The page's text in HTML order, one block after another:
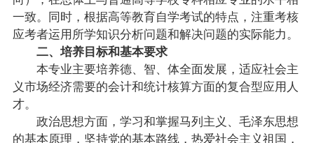
一致。同时，根据高等教育自学考试的特点，注重考核
应考者运用所学知识分析问题和解决问题的实际能力。
二、培养目标和基本要求
本专业主要培养德、智、体全面发展，适应社会主
义市场经济需要的会计和统计核算方面的复合型应用人
才。
政治思想方面，学习和掌握马列主义、毛泽东思想
的基本原理，坚持党的基本路线，热爱社会主义祖国，